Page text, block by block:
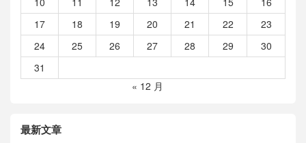
17
18 19 20 21 22
23
24
25 26 27 28 29
30
31
« 12 月
最新文章